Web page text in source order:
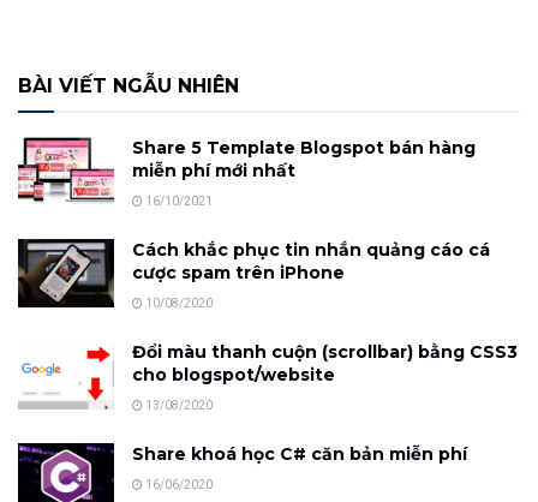
BÀI VIẾT NGẪU NHIÊN
Share 5 Template Blogspot bán hàng
miễn phí mới nhất
16/10/2021
Cách khắc phục tin nhắn quảng cáo cá
cược spam trên iPhone
10/08/2020
Đổi màu thanh cuộn (scrollbar) bằng CSS3
cho blogspot/website
13/08/2020
Share khoá học C# căn bản miễn phí
16/06/2020